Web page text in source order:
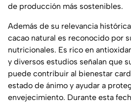
de producción más sostenibles.
Además de su relevancia
cacao natural es reconocido por
nutricionales. Es rico en
y diversos estudios señalan que
puede contribuir al bienestar
estado de ánimo y ayudar a
envejecimiento. Durante esta